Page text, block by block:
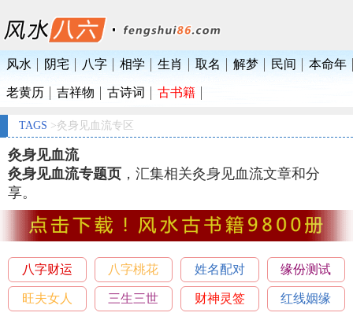
风水 阴宅 八字 相学 生肖 取名 解梦 民间 本命年
老黄历 吉祥物 古诗词 古书籍
TAGS >灸身见血流专区
灸身见血流
灸身见血流专题页 ，汇集相关灸身见血流文章和分
享。
八字财运 八字桃花 姓名配对 缘份测试
旺夫女人 三生三世 财神灵签 红线姻缘